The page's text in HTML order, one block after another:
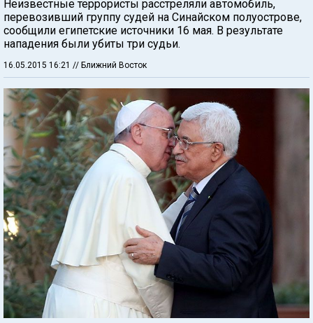
Неизвестные террористы расстреляли автомобиль,
перевозивший группу судей на Синайском полуострове,
сообщили египетские источники 16 мая. В результате
нападения были убиты три судьи.
16.05.2015 16:21 // Ближний Восток